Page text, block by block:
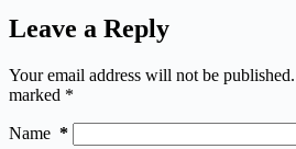
Leave a Reply
Your email address will not be published.
marked *
Name *